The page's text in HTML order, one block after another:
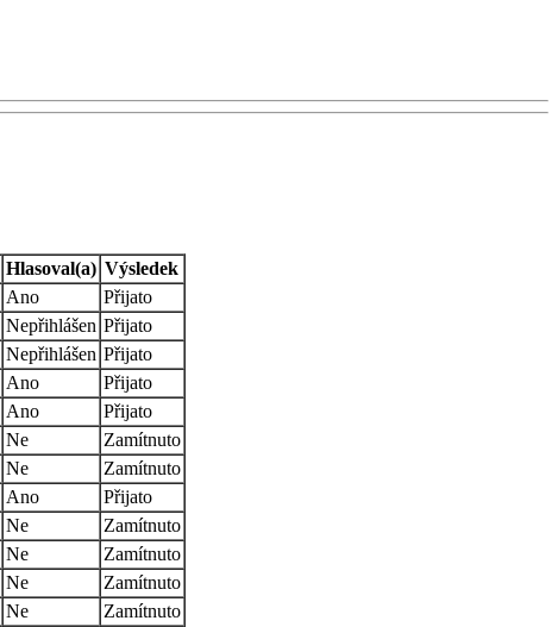
Hlasoval(a) Výsledek
Ano
Přijato
Nepřihlášen Přijato
Nepřihlášen Přijato
Ano
Přijato
Ano
Přijato
Ne
Zamítnuto
Ne
Zamítnuto
Ano
Přijato
Ne
Zamítnuto
Ne
Zamítnuto
Ne
Zamítnuto
Ne
Zamítnuto